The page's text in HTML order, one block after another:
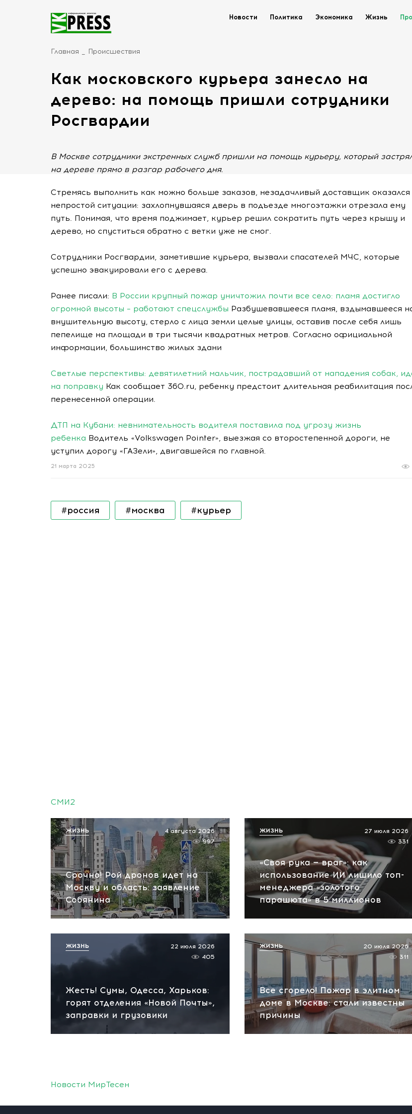
Новости Политика Экономика Жизнь
Главная Происшествия
Как московского курьера занесло на
дерево: на помощь пришли сотрудники
Росгвардии
В Москве сотрудники экстренных служб пришли на помощь курьеру, который
на дереве прямо в разгар рабочего дня.
Стремясь выполнить как можно больше заказов, незадачливый доставщик оказался
непростой ситуации: захлопнувшаяся дверь в подъезде многоэтажки отрезала ему
путь. Понимая, что время поджимает, курьер решил сократить путь через крышу и
дерево, но спуститься обратно с ветки уже не смог.
Сотрудники Росгвардии, заметившие курьера, вызвали спасателей МЧС, которые
успешно эвакуировали его с дерева.
Ранее писали: В России крупный пожар уничтожил почти все село: пламя достигло
огромной высоты – работают спецслужбы Разбушевавшееся пламя, вздымавшееся
внушительную высоту, стерло с лица земли целые улицы, оставив после себя лишь
пепелище на площади в три тысячи квадратных метров. Согласно официальной
информации, большинство жилых здани
Светлые перспективы: девятилетний мальчик, пострадавший от нападения собак,
на поправку Как сообщает 360.ru, ребенку предстоит длительная реабилитация
перенесенной операции.
ДТП на Кубани: невнимательность водителя поставила под угрозу жизнь
ребенка Водитель «Volkswagen Pointer», выезжая со второстепенной дороги, не
уступил дорогу «ГАЗели», двигавшейся по главной.
21 марта 2025
#россия #москва #курьер
СМИ2
Срочно! Рой дронов идет на
Москву и область: заявление
Собянина
4 августа 2026
997
ЖИЗНЬ
«Своя рука — враг»: как
использование ИИ лишило топ-
менеджера «золотого
парашюта» в 5 миллионов
27 июля 2026
331
ЖИЗНЬ
Жесть! Сумы, Одесса, Харьков:
горят отделения «Новой Почты»,
заправки и грузовики
22 июля 2026
405
ЖИЗНЬ
Все сгорело! Пожар в элитном
доме в Москве: стали известны
причины
20 июля 2026
311
ЖИЗНЬ
Новости МирТесен